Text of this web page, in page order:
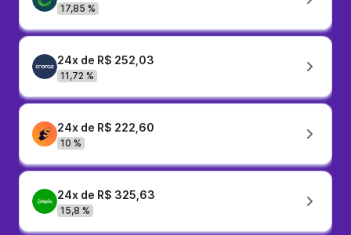
17,85 %
24x de R$ 252,03
11,72 %
24x de R$ 222,60
10 %
24x de R$ 325,63
15,8 %